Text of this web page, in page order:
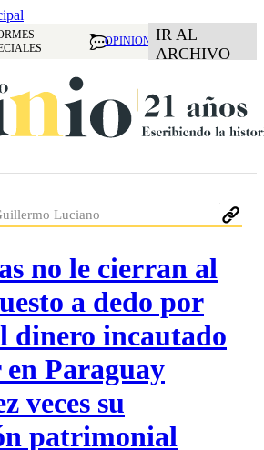
OPINION IR AL
ARCHIVO
Luciano
no le cierran al
a dedo por
dinero incautado
Paraguay
veces su
patrimonial